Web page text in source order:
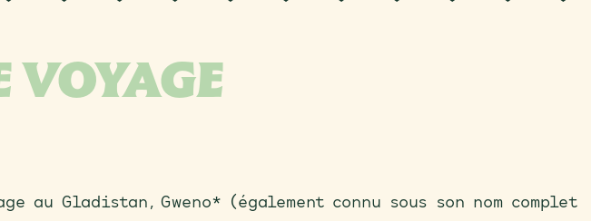
VOYAGE
au Gladistan, Gweno* (également connu sous son nom complet